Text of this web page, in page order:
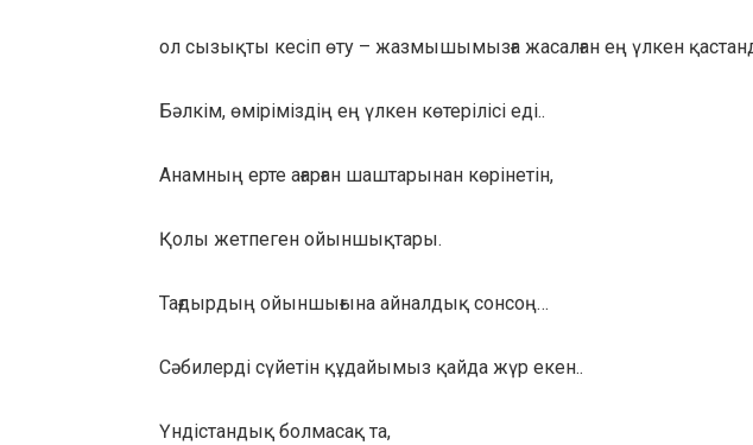
ол сызықты кесіп өту – жазмышымызға жасалған ең үлкен
Бәлкім, өміріміздің ең үлкен көтерілісі еді..
Анамның ерте ағарған шаштарынан көрінетін,
Қолы жетпеген ойыншықтары.
Тағдырдың ойыншығына айналдық сонсоң…
Сәбилерді сүйетін құдайымыз қайда жүр екен..
Үндістандық болмасақ та,